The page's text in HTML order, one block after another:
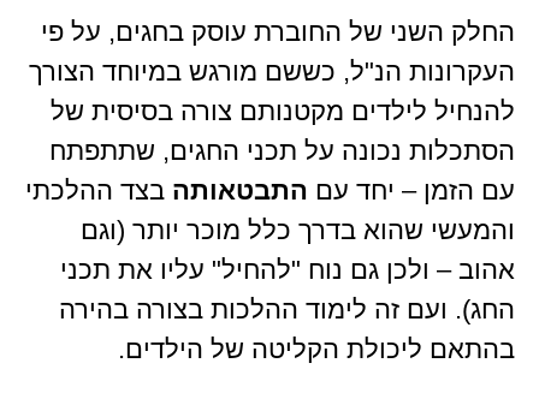
החלק השני של החוברת עוסק בחגים, על פי
העקרונות הנ"ל, כששם מורגש במיוחד הצורך
להנחיל לילדים מקטנותם צורה בסיסית של
הסתכלות נכונה על תכני החגים, שתתפתח
עם הזמן – יחד עם התבטאותה בצד ההלכתי
והמעשי שהוא בדרך כלל מוכר יותר (וגם
אהוב – ולכן גם נוח "להחיל" עליו את תכני
החג). ועם זה לימוד ההלכות בצורה בהירה
בהתאם ליכולת הקליטה של הילדים.